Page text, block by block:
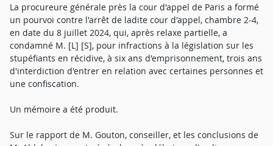
La procureure générale près la cour d'appel de Paris a formé
un pourvoi contre l'arrêt de ladite cour d'appel, chambre 2-4,
en date du 8 juillet 2024, qui, après relaxe partielle, a
condamné M. [L] [S], pour infractions à la législation sur les
stupéfiants en récidive, à six ans d'emprisonnement, trois ans
d'interdiction d'entrer en relation avec certaines personnes et
une confiscation.
Un mémoire a été produit.
Sur le rapport de M. Gouton, conseiller, et les conclusions de